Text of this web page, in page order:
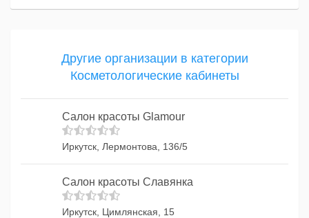
Другие организации в категории
Косметологические кабинеты
Салон красоты Glamour
Иркутск, Лермонтова, 136/5
Салон красоты Славянка
Иркутск, Цимлянская, 15